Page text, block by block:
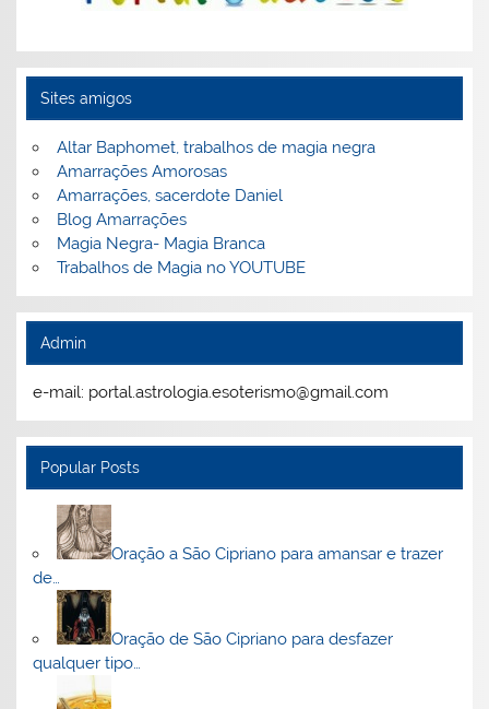
Sites amigos
Altar Baphomet, trabalhos de magia negra
Amarrações Amorosas
Amarrações, sacerdote Daniel
Blog Amarrações
Magia Negra- Magia Branca
Trabalhos de Magia no YOUTUBE
Admin
e-mail: portal.astrologia.esoterismo@gmail.com
Popular Posts
Oração a São Cipriano para amansar e trazer
de…
Oração de São Cipriano para desfazer
qualquer tipo…